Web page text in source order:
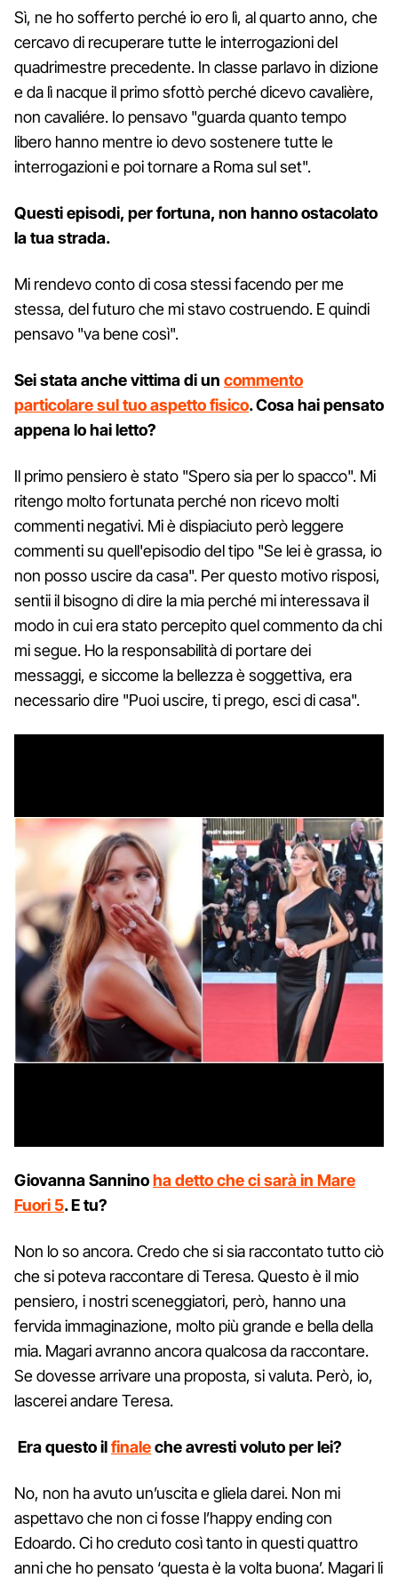
Sì, ne ho sofferto perché io ero lì, al quarto anno, che
cercavo di recuperare tutte le interrogazioni del
quadrimestre precedente. In classe parlavo in dizione
e da lì nacque il primo sfottò perché dicevo cavalière,
non cavaliére. Io pensavo "guarda quanto tempo
libero hanno mentre io devo sostenere tutte le
interrogazioni e poi tornare a Roma sul set".
Questi episodi, per fortuna, non hanno ostacolato
la tua strada.
Mi rendevo conto di cosa stessi facendo per me
stessa, del futuro che mi stavo costruendo. E quindi
pensavo "va bene così".
Sei stata anche vittima di un commento
particolare sul tuo aspetto fisico. Cosa hai pensato
appena lo hai letto?
Il primo pensiero è stato "Spero sia per lo spacco". Mi
ritengo molto fortunata perché non ricevo molti
commenti negativi. Mi è dispiaciuto però leggere
commenti su quell'episodio del tipo "Se lei è grassa, io
non posso uscire da casa". Per questo motivo risposi,
sentii il bisogno di dire la mia perché mi interessava il
modo in cui era stato percepito quel commento da chi
mi segue. Ho la responsabilità di portare dei
messaggi, e siccome la bellezza è soggettiva, era
necessario dire "Puoi uscire, ti prego, esci di casa".
Giovanna Sanninoha detto che ci sarà in Mare
Fuori 5. E tu?
Non lo so ancora. Credo che si sia raccontato tutto ciò
che si poteva raccontare di Teresa. Questo è il mio
pensiero, i nostri sceneggiatori, però, hanno una
fervida immaginazione, molto più grande e bella della
mia. Magari avranno ancora qualcosa da raccontare.
Se dovesse arrivare una proposta, si valuta. Però, io,
lascerei andare Teresa.
Era questo ilfinaleche avresti voluto per lei?
No, non ha avuto un’uscita e gliela darei. Non mi
aspettavo che non ci fosse l’happy ending con
Edoardo. Ci ho creduto così tanto in questi quattro
anni che ho pensato ‘questa è la volta buona’. Magari li